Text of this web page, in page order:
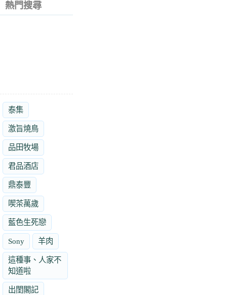
熱門搜尋
泰集
激旨燒鳥
品田牧場
君品酒店
鼎泰豐
喫茶萬歲
藍色生死戀
Sony 羊肉
這種事、人家不
知道啦
出閨閣記